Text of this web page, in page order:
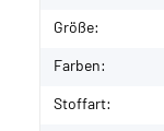
Größe:
Farben:
Stoffart: